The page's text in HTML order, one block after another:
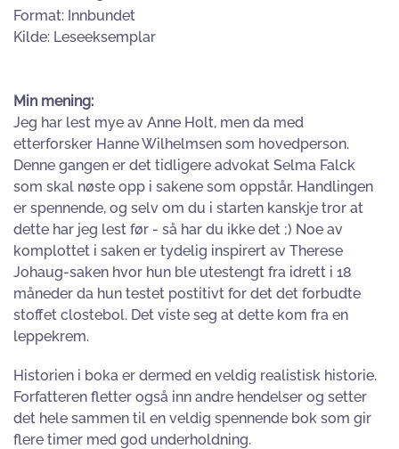
Format: Innbundet
Kilde: Leseeksemplar
Min mening:
Jeg har lest mye av Anne Holt, men da med
etterforsker Hanne Wilhelmsen som hovedperson.
Denne gangen er det tidligere advokat Selma Falck
som skal nøste opp i sakene som oppstår. Handlingen
er spennende, og selv om du i starten kanskje tror at
dette har jeg lest før - så har du ikke det ;) Noe av
komplottet i saken er tydelig inspirert av Therese
Johaug-saken hvor hun ble utestengt fra idrett i 18
måneder da hun testet postitivt for det det forbudte
stoffet clostebol. Det viste seg at dette kom fra en
leppekrem.
Historien i boka er dermed en veldig realistisk historie.
Forfatteren fletter også inn andre hendelser og setter
det hele sammen til en veldig spennende bok som gir
flere timer med god underholdning.